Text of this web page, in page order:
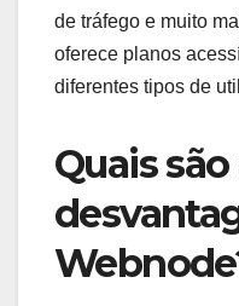
de tráfego e muito
oferece planos
diferentes tipos de
Quais são